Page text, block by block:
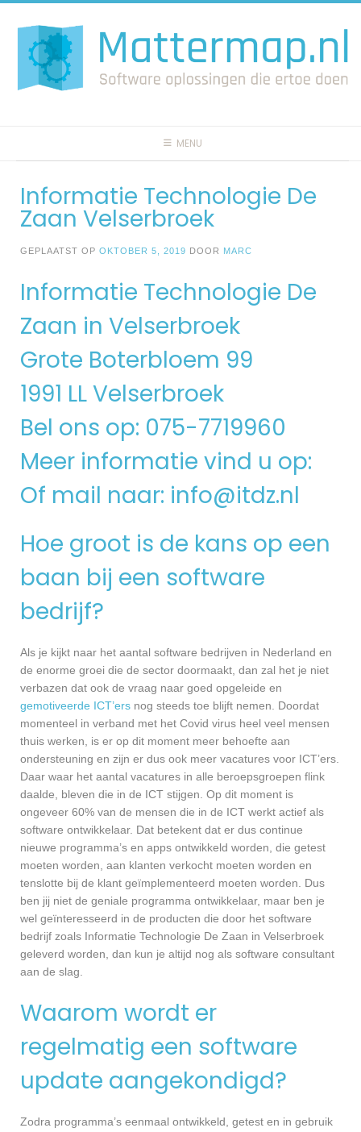
naar
inhoud
MENU
Informatie Technologie De
Zaan Velserbroek
GEPLAATST OP OKTOBER 5, 2019 DOOR MARC
Informatie Technologie De
Zaan in Velserbroek
Grote Boterbloem 99
1991 LL Velserbroek
Bel ons op: 075-7719960
Meer informatie vind u op:
Of mail naar: info@itdz.nl
Hoe groot is de kans op een
baan bij een software
bedrijf?
Als je kijkt naar het aantal software bedrijven in Nederland en
de enorme groei die de sector doormaakt, dan zal het je niet
verbazen dat ook de vraag naar goed opgeleide en
gemotiveerde ICT’ers nog steeds toe blijft nemen. Doordat
momenteel in verband met het Covid virus heel veel mensen
thuis werken, is er op dit moment meer behoefte aan
ondersteuning en zijn er dus ook meer vacatures voor ICT’ers.
Daar waar het aantal vacatures in alle beroepsgroepen flink
daalde, bleven die in de ICT stijgen. Op dit moment is
ongeveer 60% van de mensen die in de ICT werkt actief als
software ontwikkelaar. Dat betekent dat er dus continue
nieuwe programma’s en apps ontwikkeld worden, die getest
moeten worden, aan klanten verkocht moeten worden en
tenslotte bij de klant geïmplementeerd moeten worden. Dus
ben jij niet de geniale programma ontwikkelaar, maar ben je
wel geïnteresseerd in de producten die door het software
bedrijf zoals Informatie Technologie De Zaan in Velserbroek
geleverd worden, dan kun je altijd nog als software consultant
aan de slag.
Waarom wordt er
regelmatig een software
update aangekondigd?
Zodra programma’s eenmaal ontwikkeld, getest en in gebruik